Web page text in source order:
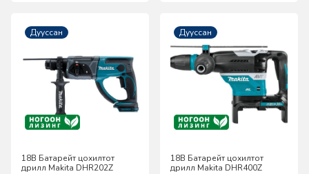
Дууссан
18В Батарейт цохилтот
дрилл Makita DHR202Z
Дууссан
18В Батарейт цохилтот
дрилл Makita DHR400Z